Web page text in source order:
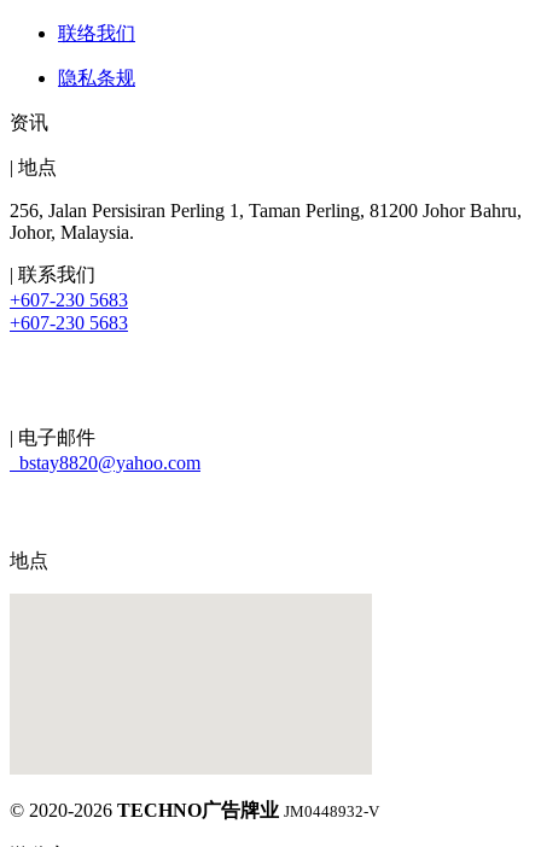
联络我们
隐私条规
资讯
| 地点
256, Jalan Persisiran Perling 1, Taman Perling, 81200 Johor Bahru,
Johor, Malaysia.
| 联系我们
+607-230 5683
+607-230 5683
| 电子邮件
bstay8820@yahoo.com
地点
© 2020-2026 TECHNO广告牌业 JM0448932-V